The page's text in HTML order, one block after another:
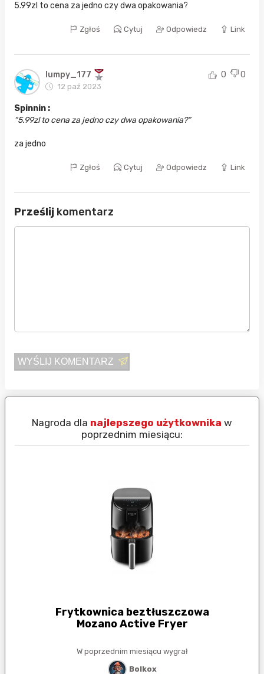
5.99zl to cena za jedno czy dwa opakowania?
Zgłoś Cytuj Odpowiedz Link
lumpy_177
12 paź 2023
0 0
Spinnin :
5.99zl to cena za jedno czy dwa opakowania?
za jedno
Zgłoś Cytuj Odpowiedz Link
Prześlij komentarz
WYŚLIJ KOMENTARZ
Nagroda dla najlepszego użytkownika w
poprzednim miesiącu:
Frytkownica beztłuszczowa
Mozano Active Fryer
W poprzednim miesiącu wygrał
Bolkox